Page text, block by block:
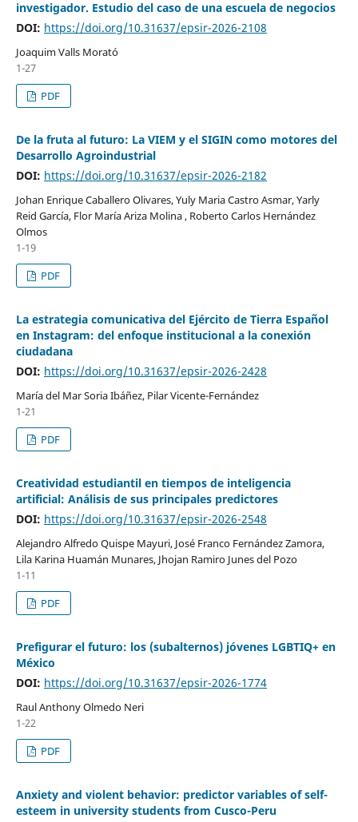
investigador. Estudio del caso de una escuela de negocios
DOI: https://doi.org/10.31637/epsir-2026-2108
Joaquim Valls Morató
1-27
PDF
De la fruta al futuro: La VIEM y el SIGIN como motores del
Desarrollo Agroindustrial
DOI: https://doi.org/10.31637/epsir-2026-2182
Johan Enrique Caballero Olivares, Yuly Maria Castro Asmar, Yarly
Reid García, Flor María Ariza Molina , Roberto Carlos Hernández
Olmos
1-19
PDF
La estrategia comunicativa del Ejército de Tierra Español
en Instagram: del enfoque institucional a la conexión
ciudadana
DOI: https://doi.org/10.31637/epsir-2026-2428
María del Mar Soria Ibáñez, Pilar Vicente-Fernández
1-21
PDF
Creatividad estudiantil en tiempos de inteligencia
artificial: Análisis de sus principales predictores
DOI: https://doi.org/10.31637/epsir-2026-2548
Alejandro Alfredo Quispe Mayuri, José Franco Fernández Zamora,
Lila Karina Huamán Munares, Jhojan Ramiro Junes del Pozo
1-11
PDF
Prefigurar el futuro: los (subalternos) jóvenes LGBTIQ+ en
México
DOI: https://doi.org/10.31637/epsir-2026-1774
Raul Anthony Olmedo Neri
1-22
PDF
Anxiety and violent behavior: predictor variables of self-
esteem in university students from Cusco-Peru